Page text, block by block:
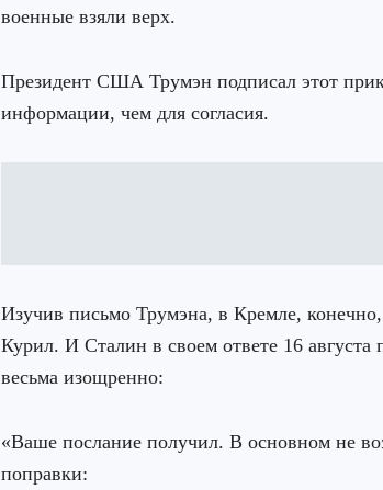
военные взяли верх.
Президент США Трумэн подписал этот
информации, чем для согласия.
Изучив письмо Трумэна, в Кремле, конечно,
Курил. И Сталин в своем ответе 16
весьма изощренно:
«Ваше послание получил. В основном не
поправки: